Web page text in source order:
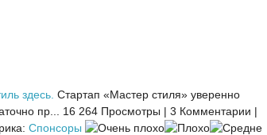
здесь. Стартап «Мастер стиля» уверенно
пр...
16 264 Просмотры | 3 Комментарии |
Спонсоры